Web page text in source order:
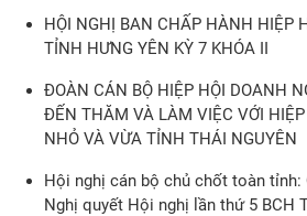
HỘI NGHỊ BAN CHẤP HÀNH HIỆP
TỈNH HƯNG YÊN KỲ 7 KHÓA II
ĐOÀN CÁN BỘ HIỆP HỘI DOANH
ĐẾN THĂM VÀ LÀM VIỆC VỚI
NHỎ VÀ VỪA TỈNH THÁI NGUYÊN
Hội nghị cán bộ chủ chốt toàn
Nghị quyết Hội nghị lần thứ 5 BCH